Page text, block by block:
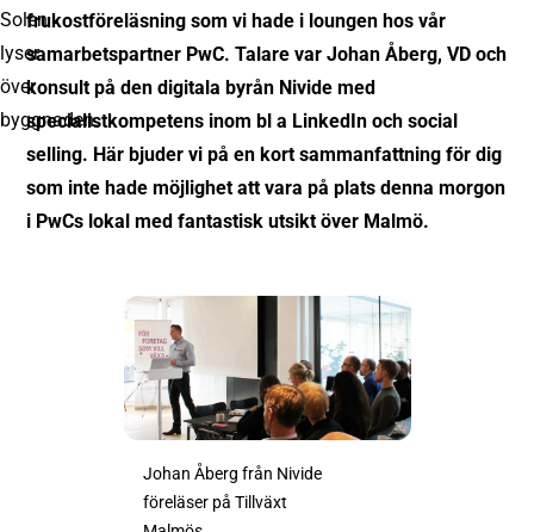
frukostföreläsning som vi hade i loungen hos vår
samarbetspartner PwC. Talare var Johan Åberg, VD och
konsult på den digitala byrån Nivide med
specialistkompetens inom bl a LinkedIn och social
selling. Här bjuder vi på en kort sammanfattning för dig
som inte hade möjlighet att vara på plats denna morgon
i PwCs lokal med fantastisk utsikt över Malmö.
Johan Åberg från Nivide
föreläser på Tillväxt